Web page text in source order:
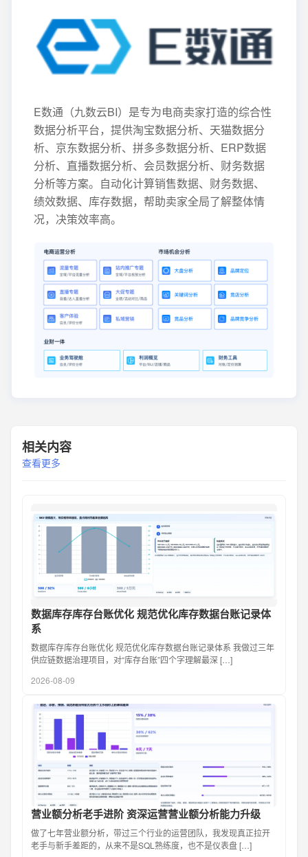
E数通（九数云BI）是专为电商卖家打造的综合性
数据分析平台，提供淘宝数据分析、天猫数据分
析、京东数据分析、拼多多数据分析、ERP数据
分析、直播数据分析、会员数据分析、财务数据
分析等方案。自动化计算销售数据、财务数据、
绩效数据、库存数据，帮助卖家全局了解整体情
况，决策效率高。
相关内容
查看更多
数据库存库存台账优化 规范优化库存数据台账记录体
系
数据库存库存台账优化 规范优化库存数据台账记录体系 我做过三年
供应链数据治理项目，对“库存台账”四个字理解最深 […]
2026-08-09
营业额分析老手进阶 资深运营营业额分析能力升级
做了七年营业额分析，带过三个行业的运营团队，我发现真正拉开
老手与新手差距的，从来不是SQL熟练度，也不是仪表盘 […]